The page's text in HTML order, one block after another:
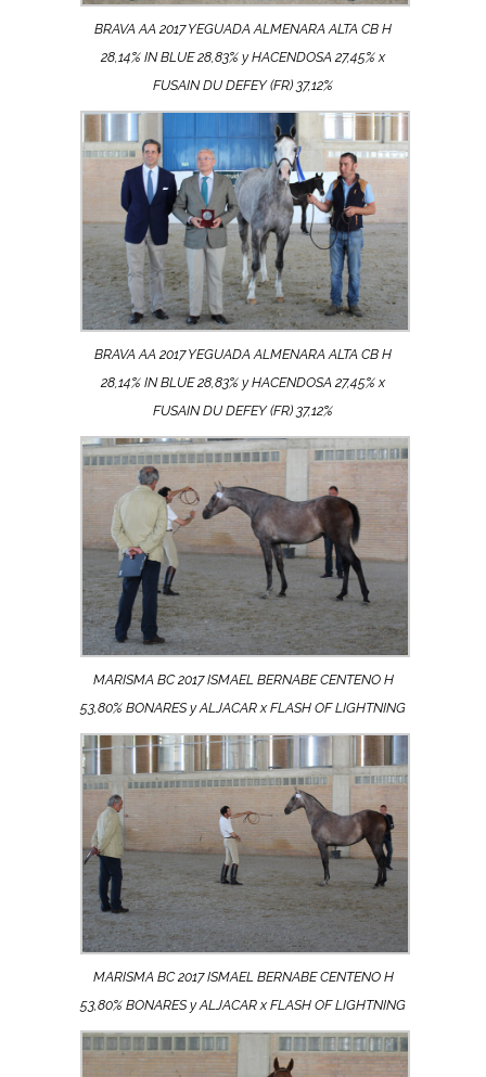
BRAVA AA 2017 YEGUADA ALMENARA ALTA CB H
28,14% IN BLUE 28,83% y HACENDOSA 27,45% x
FUSAIN DU DEFEY (FR) 37,12%
BRAVA AA 2017 YEGUADA ALMENARA ALTA CB H
28,14% IN BLUE 28,83% y HACENDOSA 27,45% x
FUSAIN DU DEFEY (FR) 37,12%
MARISMA BC 2017 ISMAEL BERNABE CENTENO H
53,80% BONARES y ALJACAR x FLASH OF LIGHTNING
MARISMA BC 2017 ISMAEL BERNABE CENTENO H
53,80% BONARES y ALJACAR x FLASH OF LIGHTNING